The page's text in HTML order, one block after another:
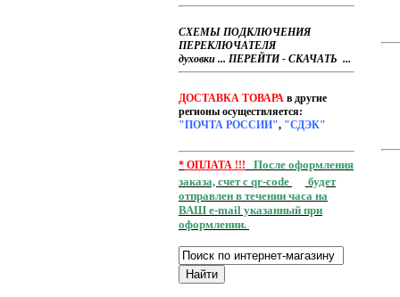
СХЕМЫ ПОДКЛЮЧЕНИЯ
ПЕРЕКЛЮЧАТЕЛЯ
духовки ... ПЕРЕЙТИ - СКАЧАТЬ ...
ДОСТАВКА ТОВАРА в другие
регионы осуществляется:
"ПОЧТА РОССИИ", "СДЭК"
* ОПЛАТА !!!
После оформления
заказа, счет с qr-code
будет
отправлен в течении часа на
ВАШ e-mail указанный при
оформлении.